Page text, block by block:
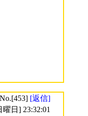
No.[453] [返信]
日] 23:32:01